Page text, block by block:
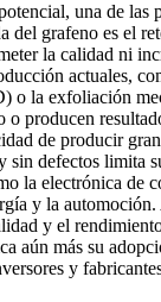
una de las
del grafeno es el
la calidad ni
actuales,
o la exfoliación
o producen
de producir
sin defectos limita
la electrónica de
y la
y el
aún más su
y